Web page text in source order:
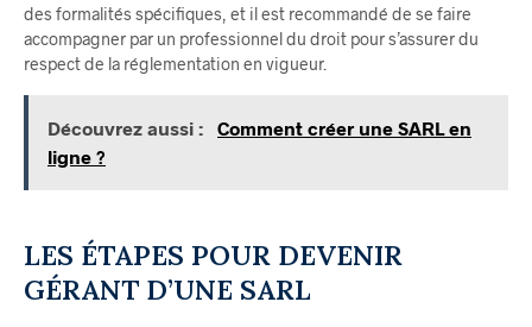
des formalités spécifiques, et il est recommandé de se faire
accompagner par un professionnel du droit pour s’assurer du
respect de la réglementation en vigueur.
Découvrez aussi :
Comment créer une SARL en
ligne ?
LES ÉTAPES POUR DEVENIR
GÉRANT D’UNE SARL